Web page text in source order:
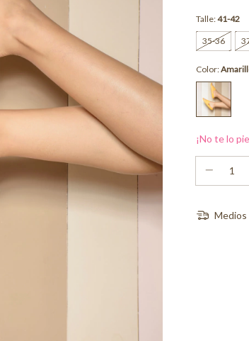
Talle:41-42
35-36
Color:
¡No te lo
Medios